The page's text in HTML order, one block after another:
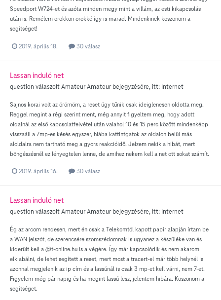
Speedport W724-et és azóta minden megy mint a villám, az esti kikapcsolás
után is. Remélem örökkön örökké így is marad. Mindenkinek köszönöm a
segítséget!
2019. április 18. 30 válasz
Lassan induló net
question válaszoltAmateurAmateurbejegyzésére, itt: Internet
Sajnos korai volt az örömöm, a reset úgy tűnik csak ideiglenesen oldotta meg.
Reggel megint a régi szerint ment, még annyit figyeltem meg, hogy adott
oldalnál az első kapcsolatfelvétel után valahol 10 és 15 perc között mindenképp
visszaáll a 7mp-es késés egyszer, hiába kattintgatok az oldalon belül más
aloldalra nem tartható meg a gyors reakcióidő. Jelzem nekik a hibát, mert
böngészésnél ez lényegtelen lenne, de amihez nekem kell a net ott sokat számít.
2019. április 16. 30 válasz
Lassan induló net
question válaszoltAmateurAmateurbejegyzésére, itt: Internet
Ég az arcom rendesen, mert én csak a Telekomtól kapott papír alapján írtam be
a WAN jelszót, de szerencsére szomszédomnak is ugyanez a készüléke van és
kiderült kell a @t-online.hu is a végére. Így már kapcsolódik és nem akarom
elkiabálni, de lehet segített a reset, mert most a tracert-el már több helynél is
azonnal megjelenik az ip cím és a lassúnál is csak 3 mp-et kell várni, nem 7-et.
Figyelem még pár napig és ha megint lassú lesz, jelentem hibára. Köszönöm a
segítséget.